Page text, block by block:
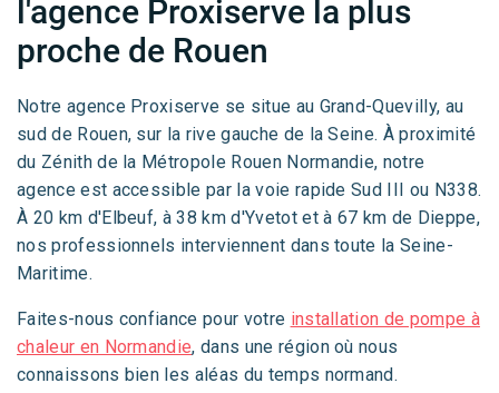
l'agence Proxiserve la plus
proche de Rouen
Notre agence Proxiserve se situe au Grand-Quevilly, au
sud de Rouen, sur la rive gauche de la Seine. À proximité
du Zénith de la Métropole Rouen Normandie, notre
agence est accessible par la voie rapide Sud III ou N338.
À 20 km d'Elbeuf, à 38 km d'Yvetot et à 67 km de Dieppe,
nos professionnels interviennent dans toute la Seine-
Maritime.
Faites-nous confiance pour votre installation de pompe à
chaleur en Normandie, dans une région où nous
connaissons bien les aléas du temps normand.